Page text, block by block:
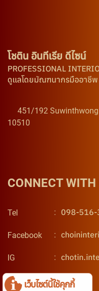
โชติน อินทีเรีย ดีไซน์
PROFESSIONAL
ดูแลโดยมัณฑนากรมืออาชี
451/192
10510
CONNECT WITH
Tel : 098-516-
Facebook :
IG :
Line : @Chotin
เว็บไซต์นี้ใช้คุกกี้